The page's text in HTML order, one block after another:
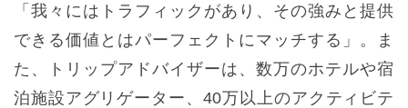
「我々にはトラフィックがあり、その強みと提供
できる価値とはパーフェクトにマッチする」。ま
た、トリップアドバイザーは、数万のホテルや宿
泊施設アグリゲーター、40万以上のアクティビテ